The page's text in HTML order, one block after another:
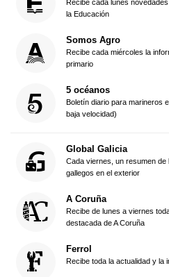
Recibe cada lunes
la Educación
Somos Agro
Recibe cada miércoles la
primario
5 océanos
Boletín diario para marineros
baja velocidad)
Global Galicia
Cada viernes, un resumen
gallegos en el exterior
A Coruña
Recibe de lunes a viernes
destacada de A Coruña
Ferrol
Recibe toda la actualidad y la